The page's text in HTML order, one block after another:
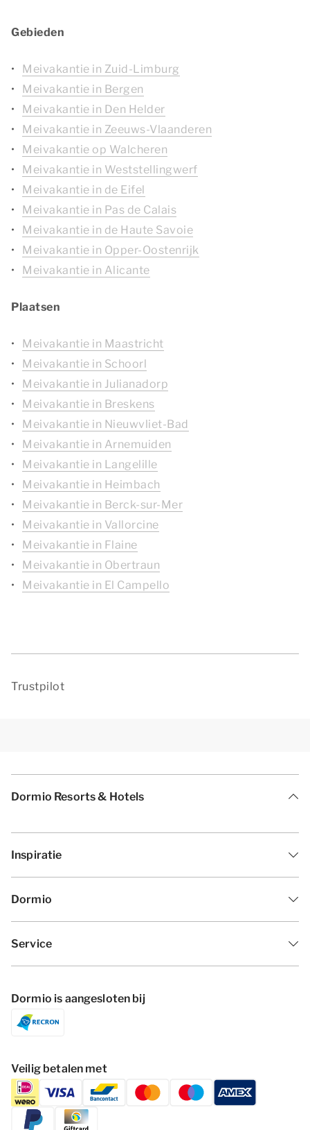
Gebieden
Meivakantie in Zuid-Limburg
Meivakantie in Bergen
Meivakantie in Den Helder
Meivakantie in Zeeuws-Vlaanderen
Meivakantie op Walcheren
Meivakantie in Weststellingwerf
Meivakantie in de Eifel
Meivakantie in Pas de Calais
Meivakantie in de Haute Savoie
Meivakantie in Opper-Oostenrijk
Meivakantie in Alicante
Plaatsen
Meivakantie in Maastricht
Meivakantie in Schoorl
Meivakantie in Julianadorp
Meivakantie in Breskens
Meivakantie in Nieuwvliet-Bad
Meivakantie in Arnemuiden
Meivakantie in Langelille
Meivakantie in Heimbach
Meivakantie in Berck-sur-Mer
Meivakantie in Vallorcine
Meivakantie in Flaine
Meivakantie in Obertraun
Meivakantie in El Campello
Trustpilot
Dormio Resorts & Hotels
Inspiratie
Dormio
Service
Dormio is aangesloten bij
Veilig betalen met